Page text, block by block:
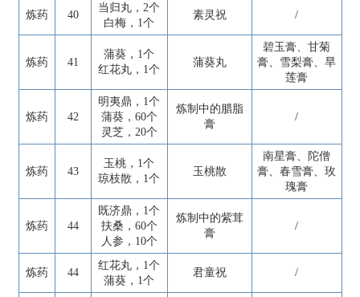
炼药 40
当归丸，2个
白梅，1个
素灵祝 /
炼药 41
蒲葵，1个
红花丸，1个
蒲葵丸
碧玉膏、甘菊
膏、雪梨膏、旱
莲膏
炼药 42
明夷鼎，1个
蒲葵，60个
灵芝，20个
炼制中的腊脂
膏
/
炼药 43
玉桃，1个
琼枝散，1个
玉桃散
南星膏、陀僧
膏、春雪膏、玫
瑰膏
炼药 44
既济鼎，1个
扶桑，60个
人参，10个
炼制中的紫茸
膏
/
炼药 44
红花丸，1个
蒲葵，1个
君童祝 /